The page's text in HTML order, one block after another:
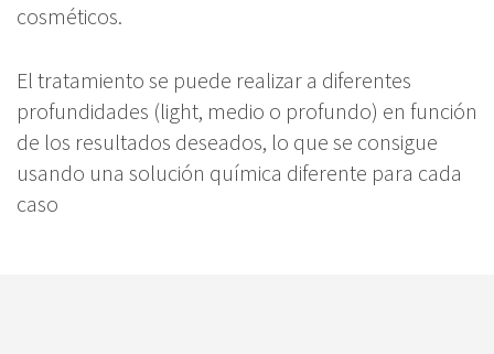
cosméticos.
El tratamiento se puede realizar a diferentes
profundidades (light, medio o profundo) en función
de los resultados deseados, lo que se consigue
usando una solución química diferente para cada
caso